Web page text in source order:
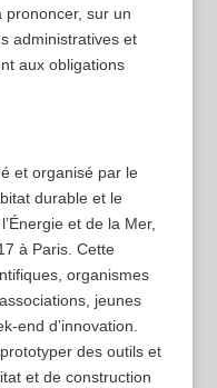
prononcer, sur un
administratives et
aux obligations
et organisé par le
durable et le
et de la Mer,
à Paris. Cette
organismes
jeunes
end d’innovation.
des outils et
et de construction